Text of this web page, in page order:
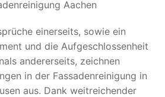
einerseits, sowie ein
und die Aufgeschlossenheit
andererseits, zeichnen
in der Fassadenreinigung in
aus. Dank weitreichender